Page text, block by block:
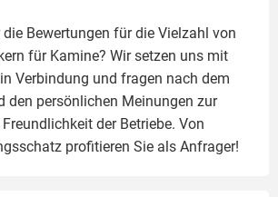
Bewertungen für die Vielzahl von
für Kamine? Wir setzen uns mit
Verbindung und fragen nach dem
den persönlichen Meinungen zur
der Betriebe. Von
profitieren Sie als Anfrager!